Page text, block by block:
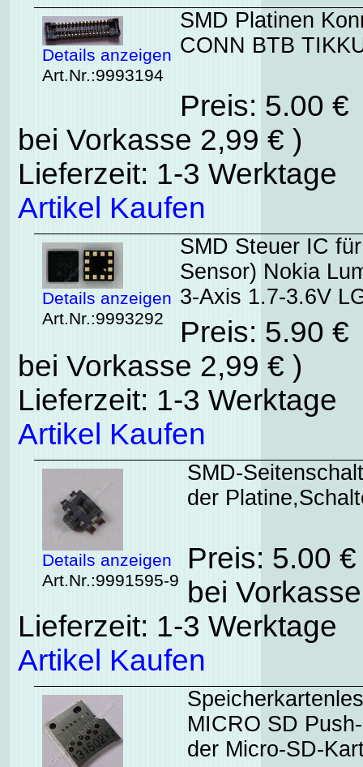
Details anzeigen
Art.Nr.:9993194
SMD Platinen
CONN BTB
Preis: 5.00
bei Vorkasse 2,99 € )
Lieferzeit: 1-3 Werktage
Artikel Kaufen
Details anzeigen
Art.Nr.:9993292
SMD Steuer IC
Sensor) Nokia
3-Axis 1.7-3.6V
Preis: 5.90
bei Vorkasse 2,99 € )
Lieferzeit: 1-3 Werktage
Artikel Kaufen
Details anzeigen
Art.Nr.:9991595-9
SMD-
der
Preis: 5.00
bei
Lieferzeit: 1-3 Werktage
Artikel Kaufen
MICRO SD
der Micro-SD-